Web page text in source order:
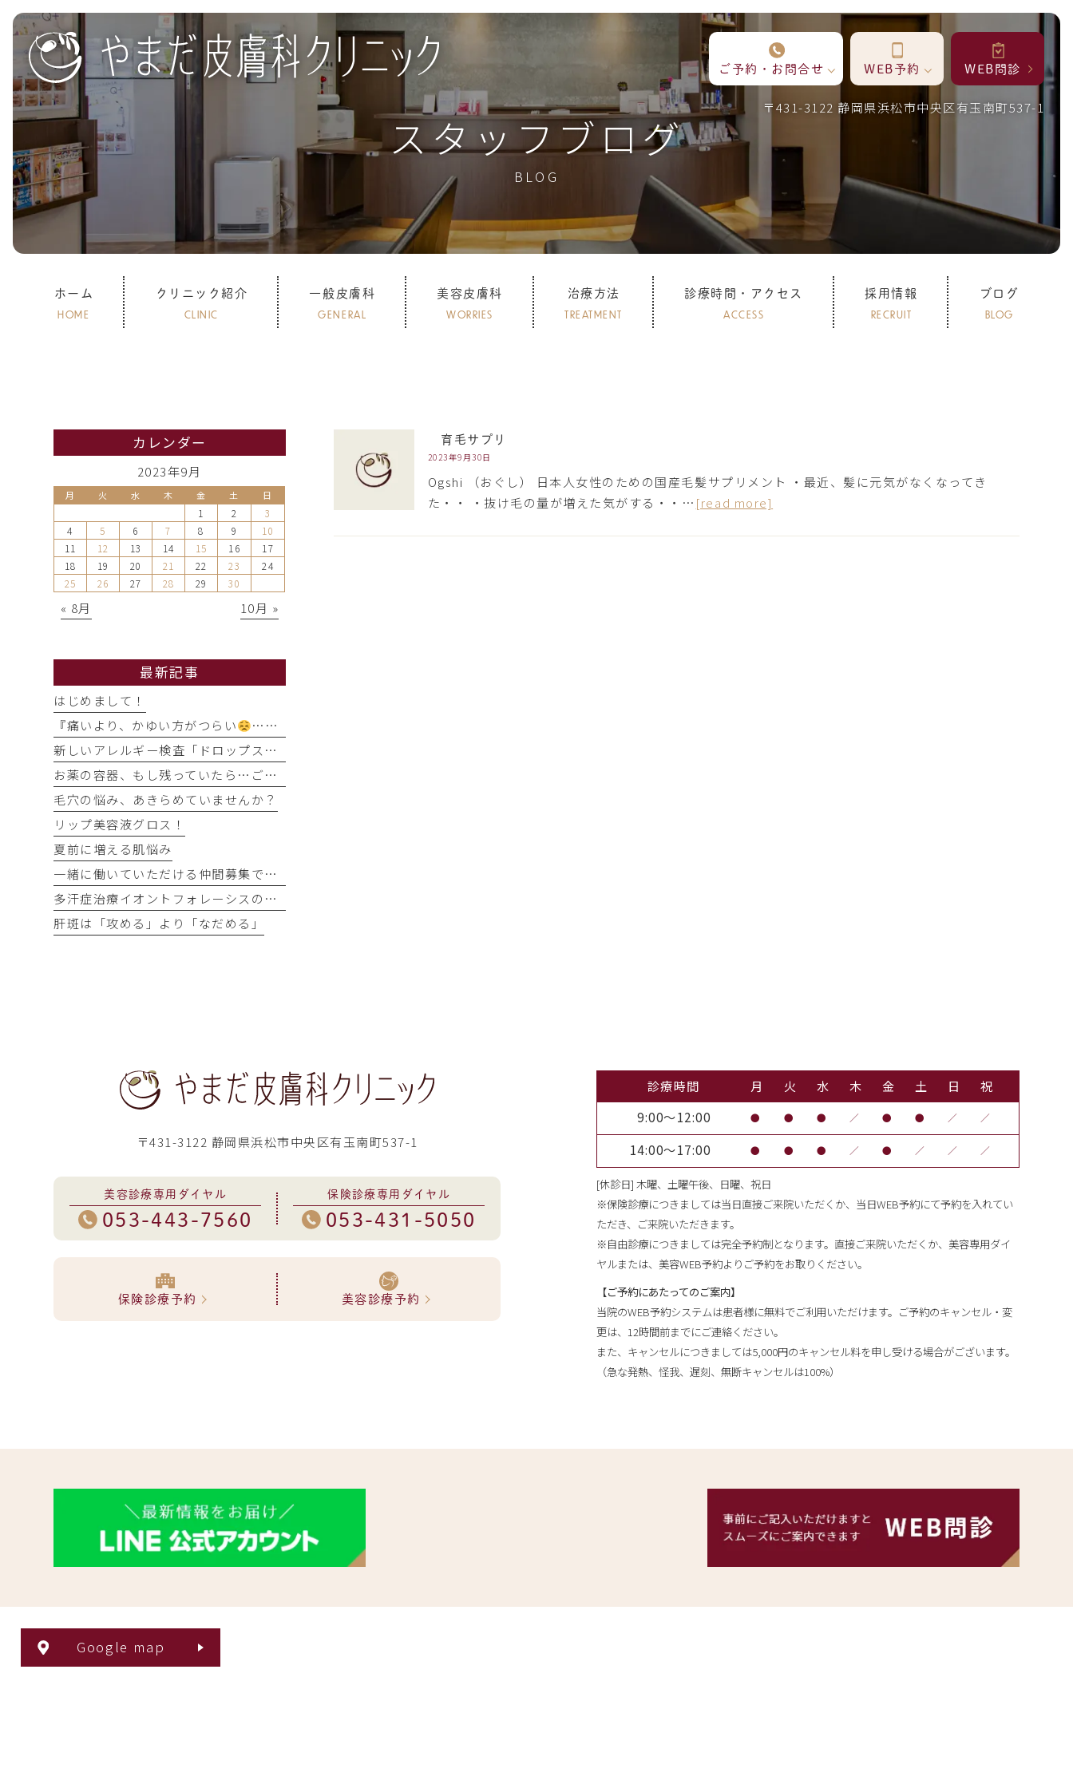
ご予約・お問合せ WEB予約 WEB問診
〒431-3122 静岡県浜松市中央区有玉南町537-1
スタッフブログ
BLOG
ホーム
HOME
クリニック紹介
CLINIC
一般皮膚科
GENERAL
美容皮膚科
WORRIES
治療方法
TREATMENT
診療時間・アクセス
ACCESS
採用情報
RECRUIT
ブログ
BLOG
育毛サプリ
2023年9月30日
Ogshi （おぐし） 日本人女性のための国産毛髪サプリメント ・最近、髪に元気がなくなってき
た・・ ・抜け毛の量が増えた気がする・・… [read more]
カレンダー
2023年9月
月 火 水 木 金 土 日
1 2
3
4
5 6 7 8 9
10
11
12 13 14 15 16
17
18
19 20 21 22 23
24
25
26 27 28 29 30
« 8月 10月 »
最新記事
はじめまして！
『痛いより、かゆい方がつらい
…』そう感じるのには理由があります
新しいアレルギー検査「ドロップスクリーン」を導入しました！
お薬の容器、もし残っていたら…ご協力をお願いします
毛穴の悩み、あきらめていませんか？
リップ美容液グロス！
夏前に増える肌悩み
一緒に働いていただける仲間募集です！
多汗症治療イオントフォレーシスの時間が半分に
肝斑は「攻める」より「なだめる」
〒431-3122 静岡県浜松市中央区有玉南町537-1
美容診療専用ダイヤル
053-443-7560
保険診療専用ダイヤル
053-431-5050
保険診療予約 美容診療予約
診療時間 月 火 水 木 金 土 日
祝
9:00～12:00
● ● ● ／ ● ● ／ ／
14:00～17:00 ● ● ● ／ ● ／ ／ ／
[休診日] 木曜、土曜午後、日曜、祝日
※保険診療につきましては当日直接ご来院いただくか、当日WEB予約にて予約を入れてい
ただき、ご来院いただきます。
※自由診療につきましては完全予約制となります。直接ご来院いただくか、美容専用ダイ
ヤルまたは、美容WEB予約よりご予約をお取りください。
【ご予約にあたってのご案内】
当院のWEB予約システムは患者様に無料でご利用いただけます。ご予約のキャンセル・変
更は、12時間前までにご連絡ください。
また、キャンセルにつきましては5,000円のキャンセル料を申し受ける場合がございます。
（急な発熱、怪我、遅刻、無断キャンセルは100%）
Google map